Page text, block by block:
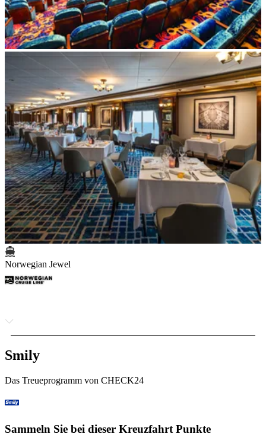
Norwegian Jewel
Smily
Das Treueprogramm von CHECK24
Sammeln Sie bei dieser Kreuzfahrt Punkte